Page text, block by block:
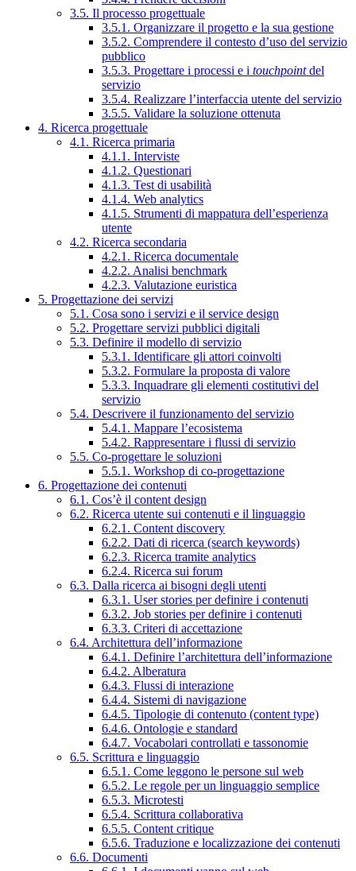
3.5. Il processo progettuale
3.5.1. Organizzare il progetto e la sua gestione
3.5.2. Comprendere il contesto d’uso del servizio
pubblico
3.5.3. Progettare i processi e i touchpointdel
servizio
3.5.4. Realizzare l’interfaccia utente del servizio
3.5.5. Validare la soluzione ottenuta
4. Ricerca progettuale
4.1. Ricerca primaria
4.1.1. Interviste
4.1.2. Questionari
4.1.3. Test di usabilità
4.1.4. Web analytics
4.1.5. Strumenti di mappatura dell’esperienza
utente
4.2. Ricerca secondaria
4.2.1. Ricerca documentale
4.2.2. Analisi benchmark
4.2.3. Valutazione euristica
5. Progettazione dei servizi
5.1. Cosa sono i servizi e il service design
5.2. Progettare servizi pubblici digitali
5.3. Definire il modello di servizio
5.3.1. Identificare gli attori coinvolti
5.3.2. Formulare la proposta di valore
5.3.3. Inquadrare gli elementi costitutivi del
servizio
5.4. Descrivere il funzionamento del servizio
5.4.1. Mappare l’ecosistema
5.4.2. Rappresentare i flussi di servizio
5.5. Co-progettare le soluzioni
5.5.1. Workshop di co-progettazione
6. Progettazione dei contenuti
6.1. Cos’è il content design
6.2. Ricerca utente sui contenuti e il linguaggio
6.2.1. Content discovery
6.2.2. Dati di ricerca (search keywords)
6.2.3. Ricerca tramite analytics
6.2.4. Ricerca sui forum
6.3. Dalla ricerca ai bisogni degli utenti
6.3.1. User stories per definire i contenuti
6.3.2. Job stories per definire i contenuti
6.3.3. Criteri di accettazione
6.4. Architettura dell’informazione
6.4.1. Definire l’architettura dell’informazione
6.4.2. Alberatura
6.4.3. Flussi di interazione
6.4.4. Sistemi di navigazione
6.4.5. Tipologie di contenuto (content type)
6.4.6. Ontologie e standard
6.4.7. Vocabolari controllati e tassonomie
6.5. Scrittura e linguaggio
6.5.1. Come leggono le persone sul web
6.5.2. Le regole per un linguaggio semplice
6.5.3. Microtesti
6.5.4. Scrittura collaborativa
6.5.5. Content critique
6.5.6. Traduzione e localizzazione dei contenuti
6.6. Documenti